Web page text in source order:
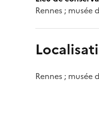
Rennes ; musée
Rennes ; musée